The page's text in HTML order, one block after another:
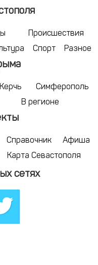
Происшествия
Спорт Разное
Керчь
Симферополь
В регионе
Справочник
Афиша
Карта Севастополя
сетях